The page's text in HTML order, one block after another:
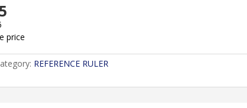
price
REFERENCE RULER